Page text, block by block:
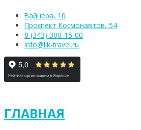
Вайнера, 10
Проспект Космонавтов, 54
8 (343) 300-15-00
info@lik-travel.ru
ГЛАВНАЯ